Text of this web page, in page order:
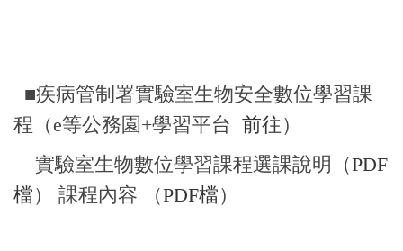
■疾病管制署實驗室生物安全數位學習課
程（e等公務園+學習平台 前往）
實驗室生物數位學習課程選課說明（PDF
檔） 課程內容 （PDF檔）